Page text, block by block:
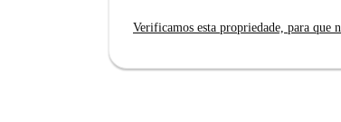
Situado no bairro histórico de Rione
Palazzo Barberini, entre outros. A
Verificamos esta propriedade, para que